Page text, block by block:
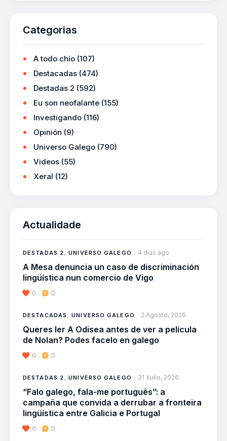
Categorias
A todo chío (107)
Destacadas (474)
Destadas 2 (592)
Eu son neofalante (155)
Investigando (116)
Opinión (9)
Universo Galego (790)
Videos (55)
Xeral (12)
Actualidade
DESTADAS 2,UNIVERSO GALEGO 4 días ago
A Mesa denuncia un caso de discriminación
lingüística nun comercio de Vigo
0 0
DESTACADAS ,UNIVERSO GALEGO 2 Agosto, 2026
Queres ler A Odisea antes de ver a película
de Nolan? Podes facelo en galego
0 0
DESTADAS 2,UNIVERSO GALEGO 31 Xullo, 2026
“Falo galego, fala-me português”: a
campaña que convida a derrubar a fronteira
lingüística entre Galicia e Portugal
0 0